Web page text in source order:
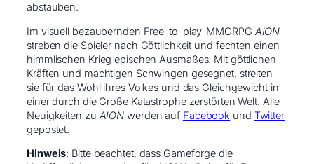
abstauben.
Im visuell bezaubernden Free-to-play-MMORPG AION
streben die Spieler nach Göttlichkeit und fechten einen
himmlischen Krieg epischen Ausmaßes. Mit göttlichen
Kräften und mächtigen Schwingen gesegnet, streiten
sie für das Wohl ihres Volkes und das Gleichgewicht in
einer durch die Große Katastrophe zerstörten Welt. Alle
Neuigkeiten zu AION werden auf Facebook und Twitter
gepostet.
Hinweis: Bitte beachtet, dass Gameforge die